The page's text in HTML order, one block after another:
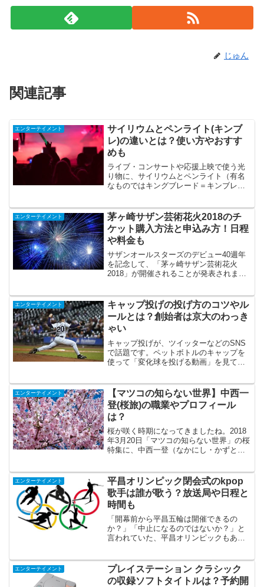
じゅん
関連記事
エンターテイメント
サイリウムとペンライト(キンブ
レ)の違いとは？使い方やおすす
めも
ライブ・コンサートや応援上映で使う光
り物に、サイリウムとペンライト（有名
なものではキングブレード＝キンブレ）
っていたりするので、見たことがある方
も多いと思います。し...
エンターテイメント
茅ヶ崎サザン芸術花火2018のチ
ケット購入方法と申込み方！日程
や料金も
サザンオールスターズのデビュー40週年
を記念して、「茅ヶ崎サザン芸術花火
2018」が開催されることが発表されまし
くちゃ楽しみです！茅ヶ崎サザン芸術花
火2018の場所は...
エンターテイメント
キャップ投げの投げ方のコツやル
ールとは？創始者は京大のわっき
ゃい
キャップ投げが、ツイッターなどのSNS
で話題です。ペットボトルのキャップを
使って「変化球を投げる動画」を見て、
もキャップ投げって何？」という人もい
ますよね。そこでここで...
エンターテイメント
【マツコの知らない世界】中西一
登(桜旅)の職業やプロフィール
は？
桜が咲く時期になってきましたね。2018
年3月20日「マツコの知らない世界」の桜
特集に、中西一登（なかにし・かずと）
歴がおもしろい方です。桜が好きすぎ
て、桜前線を追いか...
エンターテイメント
平昌オリンピック閉会式のkpop
歌手は誰が歌う？放送局や日程と
時間も
「開幕前から平昌五輪は開催できるの
か？」「中止になるのではないか？」と
言われていた、平昌オリンピックもあと
ダル3で、ソチ五輪のメダル8個や長野五
輪のメダル10個を上回...
エンターテイメント
プレイステーション クラシック
の収録ソフトタイトルは？予約開